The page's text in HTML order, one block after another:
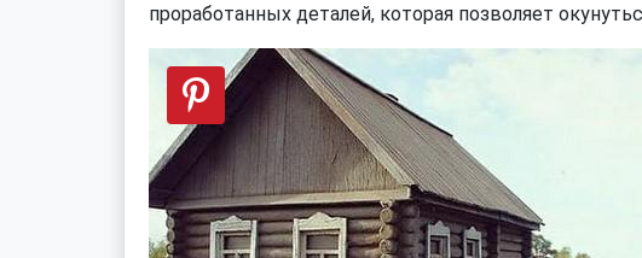
проработанных деталей, которая позволяет